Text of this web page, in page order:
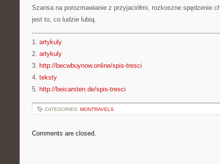
Szansa na porozmawianie z przyjaciółmi, rozkoszne spędzenie
jest to, co ludzie lubią.
1. artykuly
2. artykuly
3. http://becwbuynow.online/spis-tresci
4. teksty
5. http://beicarsten.de/spis-tresci
CATEGORIES: MONTRAVELS
Comments are closed.